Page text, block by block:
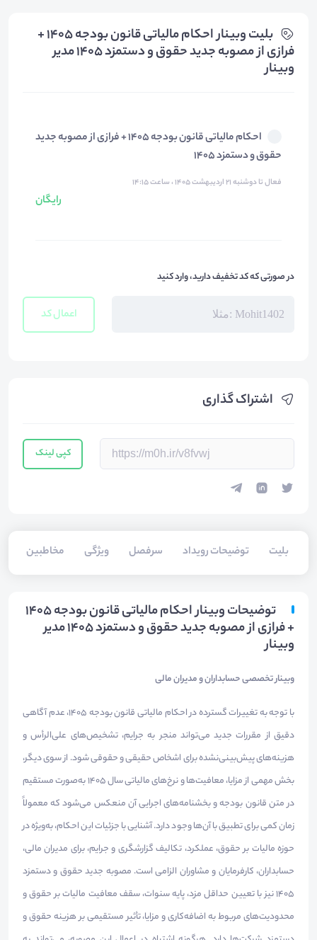
اشتراک گذاری
کپی لینک
بلیت‌ توضیحات رویداد سرفصل ویژگی مخاطبین
بلیت‌ وبینار احکام مالیاتی قانون بودجه ۱۴۰۵ +
فرازی از مصوبه جدید حقوق و دستمزد 1405 مدیر
وبینار
احکام مالیاتی قانون بودجه ۱۴۰۵ + فرازی از مصوبه جدید
حقوق و دستمزد 1405
فعال تا دوشنبه ۲۱ اردیبهشت ۱۴۰۵ ، ساعت ۱۴:۱۵
رایگان
در صورتی که کد تخفیف دارید، وارد کنید
اعمال کد
توضیحات وبینار احکام مالیاتی قانون بودجه ۱۴۰۵
+ فرازی از مصوبه جدید حقوق و دستمزد 1405 مدیر
وبینار
وبینار تخصصی حسابداران و مدیران مالی
با توجه به تغییرات گسترده در احکام مالیاتی قانون بودجه ۱۴۰۵، عدم آگاهی
دقیق از مقررات جدید می‌تواند منجر به جرایم، تشخیص‌های علی‌الرأس و
هزینه‌های پیش‌بینی‌نشده برای اشخاص حقیقی و حقوقی شود. از سوی دیگر،
بخش مهمی از مزایا، معافیت‌ها و نرخ‌های مالیاتی سال ۱۴۰۵ به‌صورت مستقیم
در متن قانون بودجه و بخشنامه‌های اجرایی آن منعکس می‌شود که معمولاً
زمان کمی برای تطبیق با آن‌ها وجود دارد. آشنایی با جزئیات این احکام، به‌ویژه در
حوزه مالیات بر حقوق، عملکرد، تکالیف گزارشگری و جرایم، برای مدیران مالی،
حسابداران، کارفرمایان و مشاوران الزامی است. مصوبه جدید حقوق و دستمزد
۱۴۰۵ نیز با تعیین حداقل مزد، پایه سنوات، سقف معافیت مالیات بر حقوق و
محدودیت‌های مربوط به اضافه‌کاری و مزایا، تأثیر مستقیمی بر هزینه حقوق و